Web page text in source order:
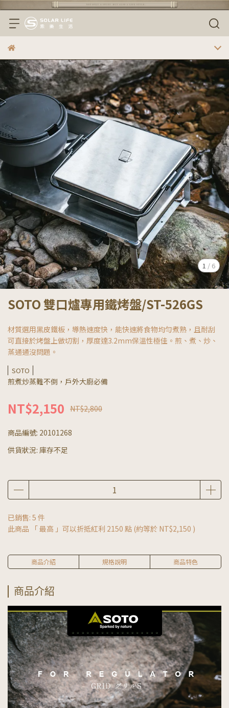
1 / 6
SOTO 雙口爐專用鐵烤盤/ST-526GS
材質選用黑皮鐵板，導熱速度快，能快速將食物均勻煮熟，且耐刮
可直接於烤盤上做切割，厚度達3.2mm保溫性極佳。煎、煮、炒、
蒸通通沒問題。
SOTO
煎煮炒蒸難不倒，戶外大廚必備
NT$2,150 NT$2,800
商品編號: 20101268
供貨狀況: 庫存不足
已銷售: 5 件
此商品 「 最高 」可以折抵紅利 2150 點 (約等於 NT$2,150 )
商品介紹 規格說明 商品特色
商品介紹